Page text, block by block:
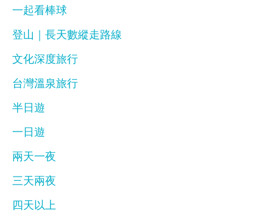
一起看棒球
登山｜長天數縱走路線
文化深度旅行
台灣溫泉旅行
半日遊
一日遊
兩天一夜
三天兩夜
四天以上